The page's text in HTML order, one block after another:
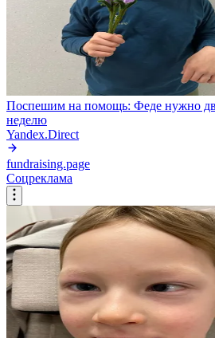
Поспешим на помощь: Феде нужно
неделю
Yandex.Direct
fundraising.page
Соцреклама